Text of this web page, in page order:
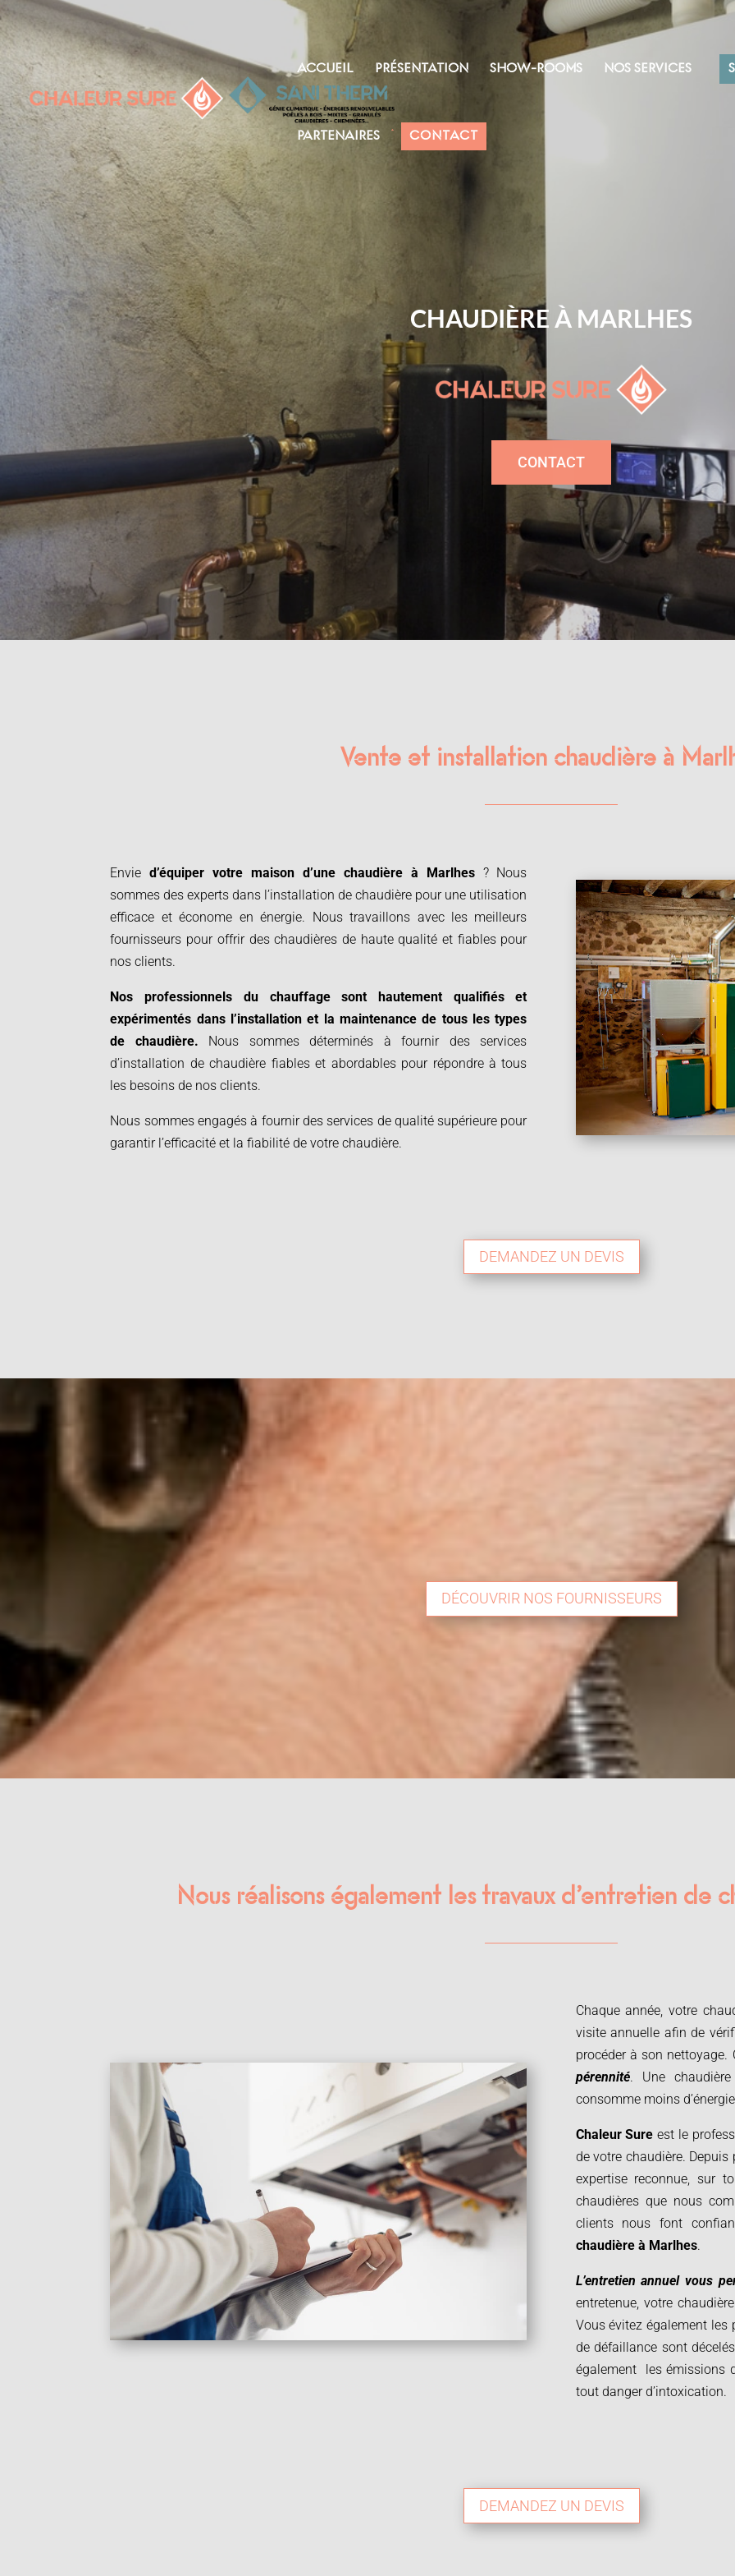
ACCUEIL PRÉSENTATION SHOW-ROOMS NOS SERVICES
PARTENAIRES CONTACT
CHAUDIÈRE À MARLHES
CONTACT
Vente et installation chaudière à
Envied’équiper votre maison d’une chaudière à Marlhes ? Nous
sommes des experts dans l’installation de chaudière pour une utilisation
efficace et économe en énergie. Nous travaillons avec les meilleurs
fournisseurs pour offrir des chaudières de haute qualité et fiables pour
nos clients.
Nos professionnels du chauffage sont hautement qualifiés et
expérimentés dans l’installation et la maintenance de tous les types
de chaudière. Nous sommes déterminés à fournir des services
d’installation de chaudière fiables et abordables pour répondre à tous
les besoins de nos clients.
Nous sommes engagés à fournir des services de qualité supérieure pour
garantir l’efficacité et la fiabilité de votre chaudière.
DEMANDEZ UN DEVIS
DÉCOUVRIR NOS FOURNISSEURS
Nous réalisons également les travaux d’entretien de
Chaque année, votre
visite annuelle afin de
procéder à son
pérennité. Une
consomme moins
Chaleur Sure est le
de votre chaudière.
expertise reconnue, sur
chaudières que nous
clients nous font
chaudière à Marlhes.
L’entretien annuel vous
entretenue, votre
Vous évitez également
de défaillance sont
également les émissions
tout danger d’intoxication.
DEMANDEZ UN DEVIS